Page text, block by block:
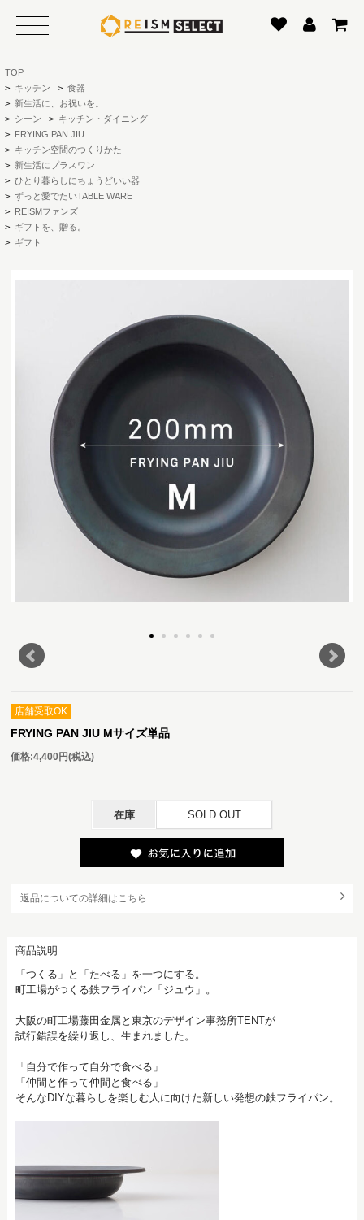
TOP
> キッチン > 食器
> 新生活に、お祝いを。
> シーン > キッチン・ダイニング
> FRYING PAN JIU
> キッチン空間のつくりかた
> 新生活にプラスワン
> ひとり暮らしにちょうどいい器
> ずっと愛でたいTABLE WARE
> REISMファンズ
> ギフトを、贈る。
> ギフト
店舗受取OK
FRYING PAN JIU Mサイズ単品
価格:4,400円(税込)
在庫 SOLD OUT
返品についての詳細はこちら
商品説明
「つくる」と「たべる」を一つにする。
町工場がつくる鉄フライパン「ジュウ」。
大阪の町工場藤田金属と東京のデザイン事務所TENTが
試行錯誤を繰り返し、生まれました。
「自分で作って自分で食べる」
「仲間と作って仲間と食べる」
そんなDIYな暮らしを楽しむ人に向けた新しい発想の鉄フライパン。